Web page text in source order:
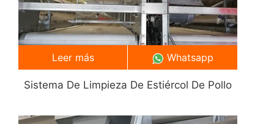
Sistema De Limpieza De Estiércol De Pollo
Leer más Whatsapp